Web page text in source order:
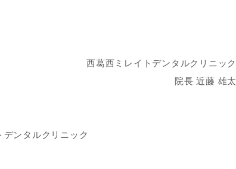
西葛西ミレイトデンタルクリニック
院長 近藤 雄太
デンタルクリニック